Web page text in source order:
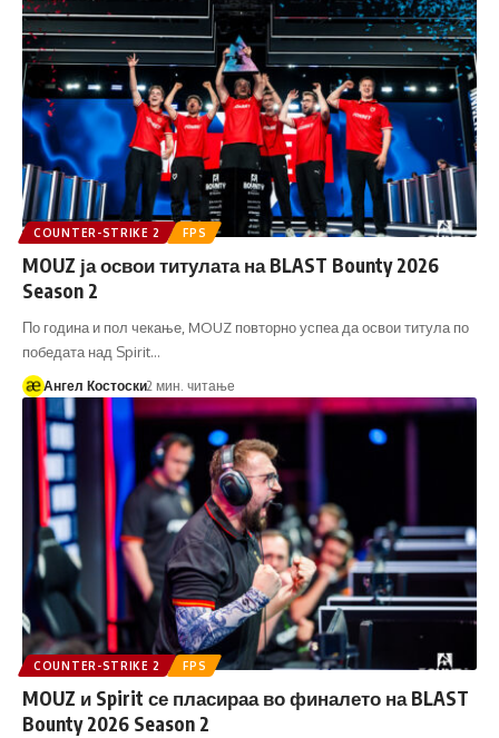
COUNTER-STRIKE 2 FPS
MOUZ ја освои титулата на BLAST Bounty 2026
Season 2
По година и пол чекање, MOUZ повторно успеа да освои титула по
победата над Spirit…
Ангел Костоски2 мин. читање
COUNTER-STRIKE 2 FPS
MOUZ и Spirit се пласираа во финалето на BLAST
Bounty 2026 Season 2